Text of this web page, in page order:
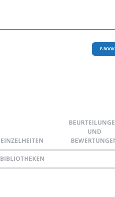
E-BOOK
EINZELHEITEN
UND
BIBLIOTHEKEN